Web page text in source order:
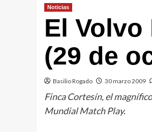
Noticias
El
(29 de
Basilio Rogado 30 marzo 2009
Finca Cortesín, el
Mundial Match Play.